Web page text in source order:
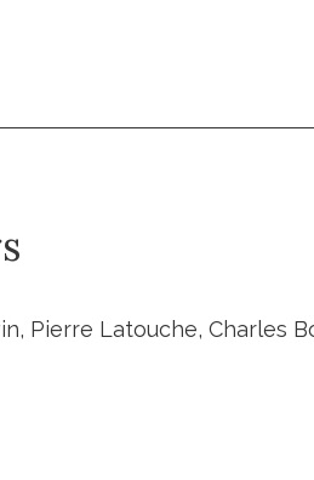
Pierre Latouche, Charles